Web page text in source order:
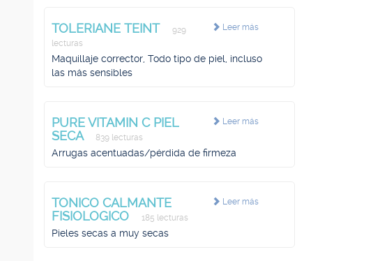
Leer más
TOLERIANE TEINT
929
lecturas
Maquillaje corrector, Todo tipo de piel, incluso
las más sensibles
Leer más
PURE VITAMIN C PIEL
SECA
839 lecturas
Arrugas acentuadas/pérdida de firmeza
Leer más
TONICO CALMANTE
FISIOLOGICO
185 lecturas
Pieles secas a muy secas